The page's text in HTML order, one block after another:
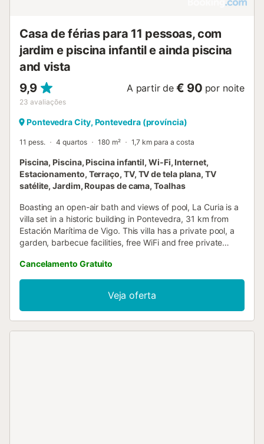
Casa de férias para 11 pessoas, com
jardim e piscina infantil e ainda piscina
and vista
9,9
23 avaliações
A partir de € 90 por noite
Pontevedra City, Pontevedra (província)
11 pess. 4 quartos 180 m² 1,7 km para a costa
Piscina, Piscina, Piscina infantil, Wi-Fi, Internet,
Estacionamento, Terraço, TV, TV de tela plana, TV
satélite, Jardim, Roupas de cama, Toalhas
Boasting an open-air bath and views of pool, La Curia is a
villa set in a historic building in Pontevedra, 31 km from
Estación Marítima de Vigo. This villa has a private pool, a
garden, barbecue facilities, free WiFi and free private
Cancelamento Gratuito
Veja oferta